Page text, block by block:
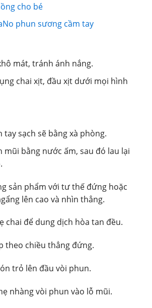
cho bé
phun sương cầm tay
mát, tránh ánh nắng.
chai xịt, đầu xịt dưới mọi hình
tay sạch sẽ bằng xà phòng.
mũi bằng nước ấm, sau đó lau lại
sản phẩm với tư thế đứng hoặc
lên cao và nhìn thẳng.
chai để dung dịch hòa tan đều.
theo chiều thẳng đứng.
trỏ lên đầu vòi phun.
nhàng vòi phun vào lỗ mũi.